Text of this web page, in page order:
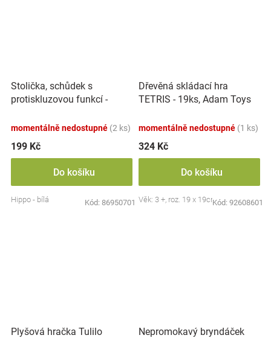
Stolička, schůdek s
protiskluzovou funkcí -
momentálně nedostupné (2 ks)
199 Kč
Do košíku
Hippo - bílá Kód: 86950701
Dřevěná skládací hra
TETRIS - 19ks, Adam Toys
momentálně nedostupné (1 ks)
324 Kč
Do košíku
Věk: 3 +, roz. 19 x 19cmKód: 92608601
Plyšová hračka Tulilo
Nepromokavý bryndáček